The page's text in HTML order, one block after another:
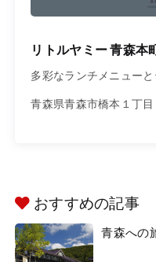
リトルヤミー 青森本
多彩なランチメニュー
青森県青森市橋本１丁目
おすすめの記事
青森への